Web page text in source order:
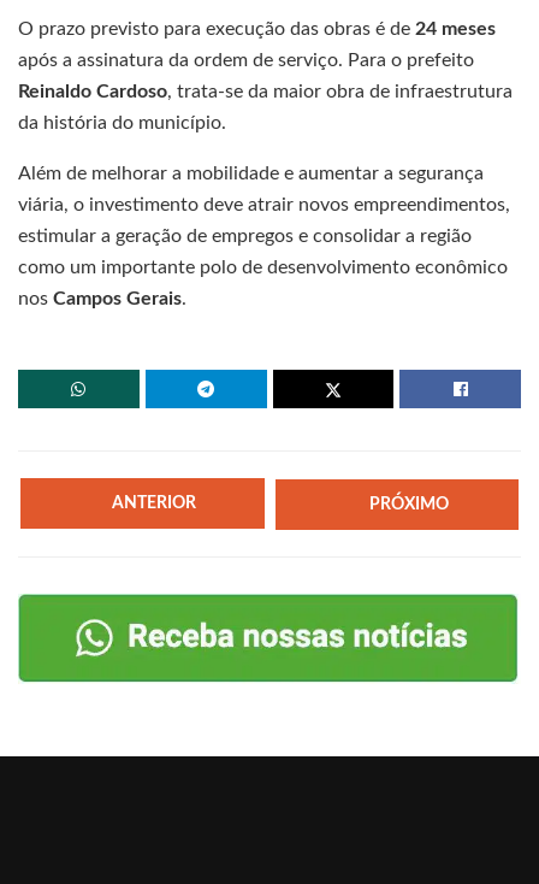
O prazo previsto para execução das obras é de 24 meses
após a assinatura da ordem de serviço. Para o prefeito
Reinaldo Cardoso, trata-se da maior obra de infraestrutura
da história do município.
Além de melhorar a mobilidade e aumentar a segurança
viária, o investimento deve atrair novos empreendimentos,
estimular a geração de empregos e consolidar a região
como um importante polo de desenvolvimento econômico
nos Campos Gerais.
ANTERIOR PRÓXIMO